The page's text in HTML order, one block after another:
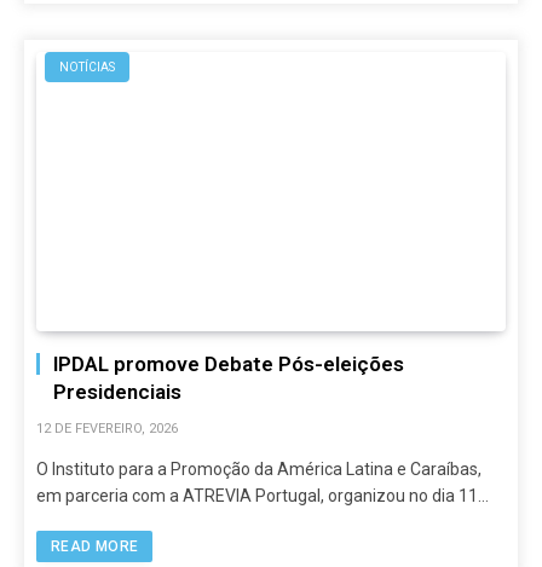
NOTÍCIAS
IPDAL promove Debate Pós-eleições
Presidenciais
12 DE FEVEREIRO, 2026
O Instituto para a Promoção da América Latina e Caraíbas,
em parceria com a ATREVIA Portugal, organizou no dia 11…
READ MORE